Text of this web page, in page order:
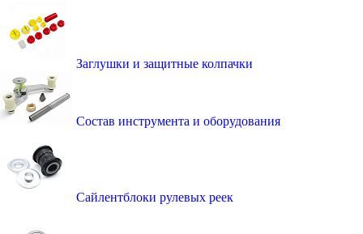
Заглушки и защитные колпачки
Состав инструмента и оборудования
Сайлентблоки рулевых реек